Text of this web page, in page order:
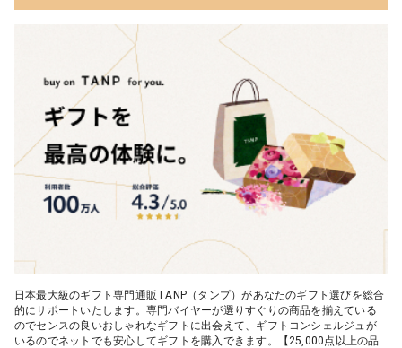
05 入浴剤・バスケア
03 ショコラフレナチュール
04 ＜クランチチョコレート＞ダーク＆ミルク＆キャラメル＆ホワ
イト 60g
05 葉山のショコラ・カロ＜4個入＞
日本最大級のギフト専門通販TANP（タンプ）があなたのギフト選びを総合
的にサポートいたします。専門バイヤーが選りすぐりの商品を揃えている
のでセンスの良いおしゃれなギフトに出会えて、ギフトコンシェルジュが
いるのでネットでも安心してギフトを購入できます。【25,000点以上の品